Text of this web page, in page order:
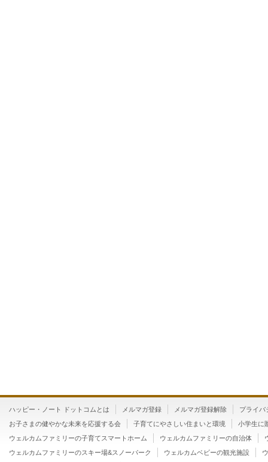
ハッピー・ノート ドットコムとは メルマガ登録 メルマガ登録解除
プライバ
お子さまの健やかな未来を応援する会
子育てにやさしい住まいと環境
小学生に
ウェルカムファミリーの子育てスマートホーム
ウェルカムファミリーの自治体
ウェルカムファミリーのスキー場&スノーパーク
ウェルカムベビーの観光施設